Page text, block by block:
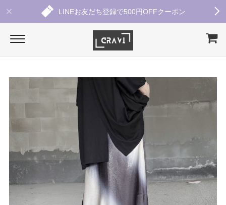
LINEお友だち登録で500円OFFクーポン